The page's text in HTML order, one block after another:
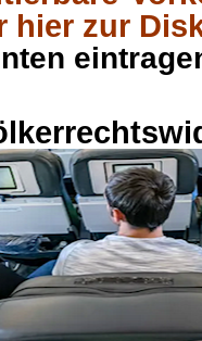
hier zur